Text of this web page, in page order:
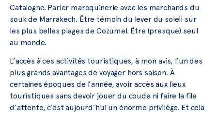
Catalogne. Parler maroquinerie avec les marchands du
souk de Marrakech. Être témoin du lever du soleil sur
les plus belles plages de Cozumel. Être (presque) seul
au monde.
L’accès à ces activités touristiques, à mon avis, l’un des
plus grands avantages de voyager hors saison. À
certaines époques de l’année, avoir accès aux lieux
touristiques sans devoir jouer du coude ni faire la file
d’attente, c’est aujourd’hui un énorme privilège. Et cela